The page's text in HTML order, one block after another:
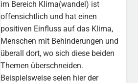
im Bereich Klima(wandel) ist
offensichtlich und hat einen
positiven Einfluss auf das Klima,
Menschen mit Behinderungen und
überall dort, wo sich diese beiden
Themen überschneiden.
Beispielsweise seien hier der